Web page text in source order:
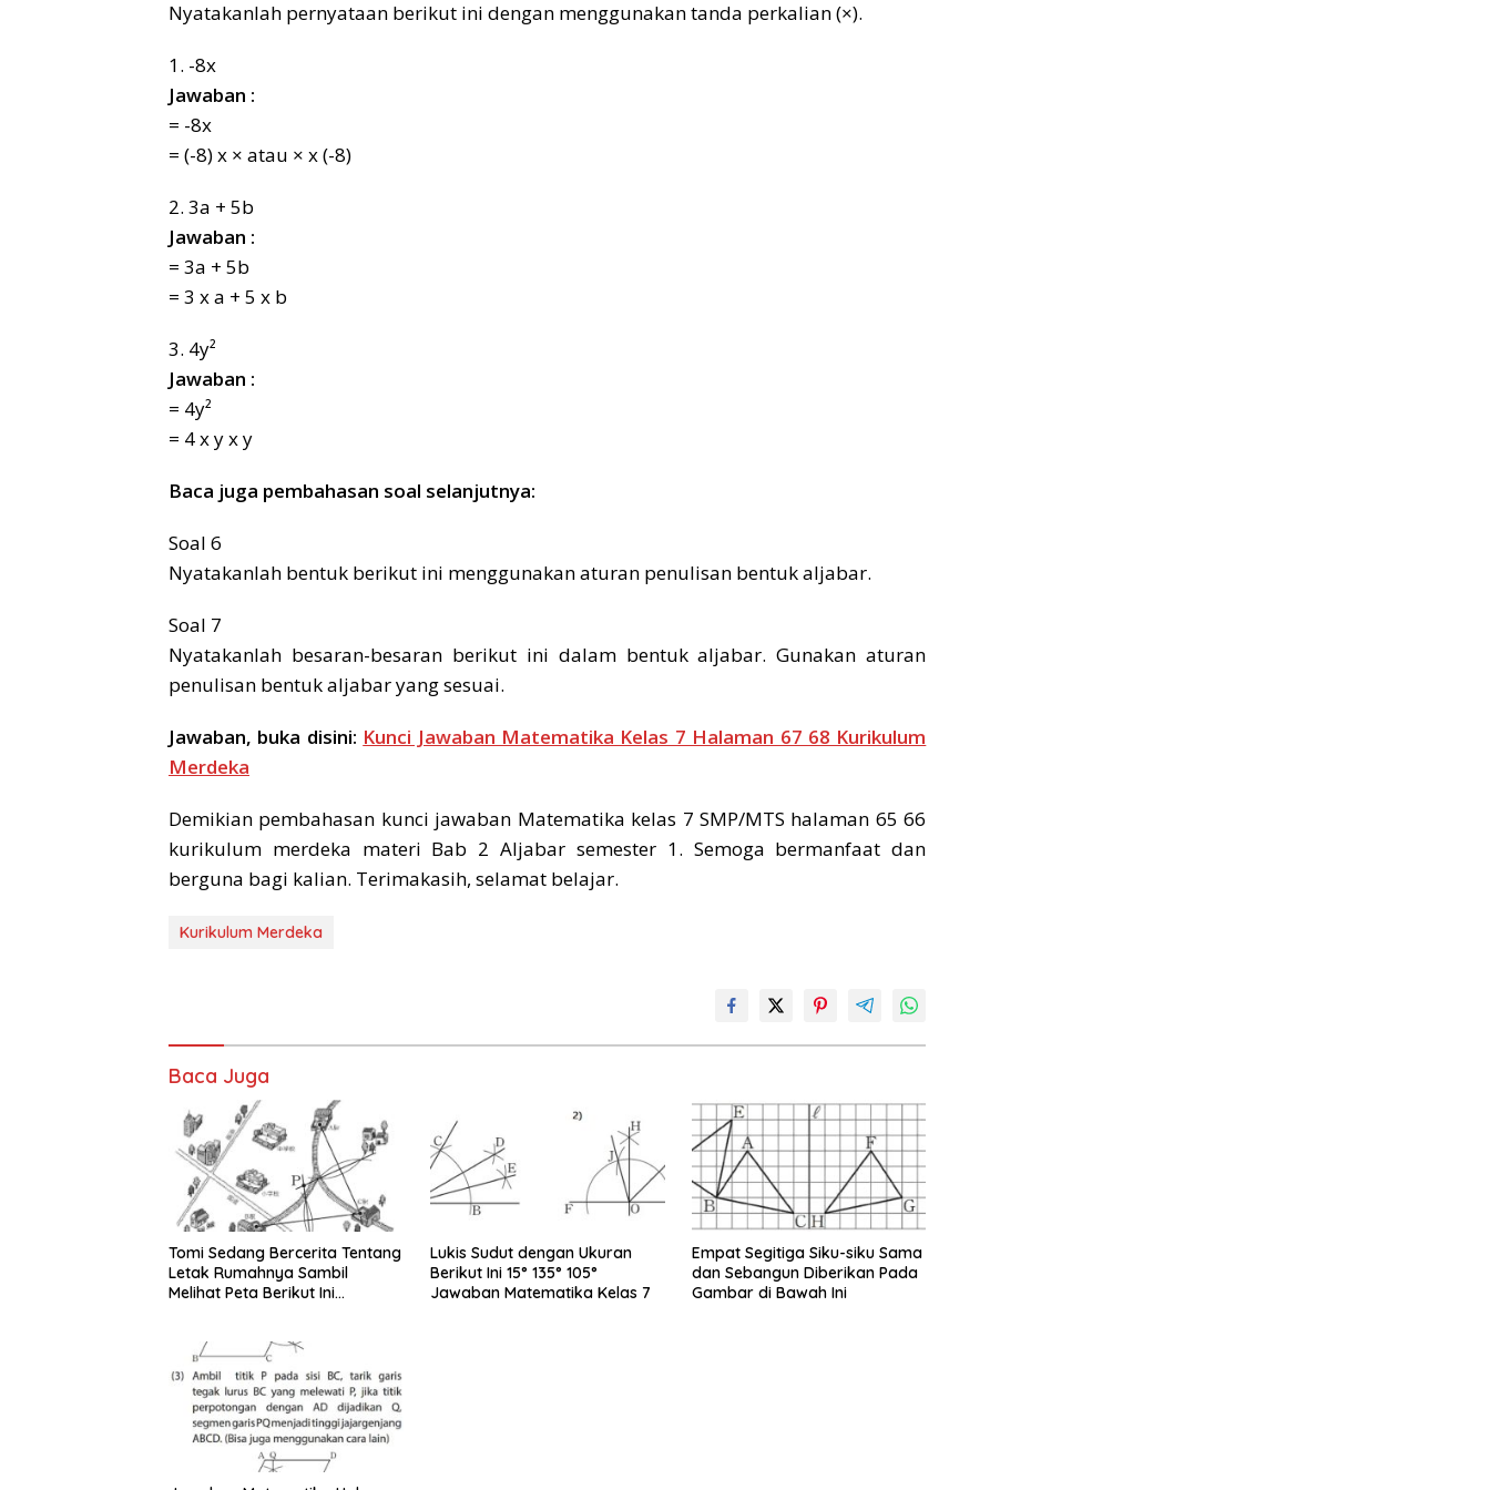
Nyatakanlah pernyataan berikut ini dengan menggunakan tanda perkalian (×).
1. -8x
Jawaban :
= -8x
= (-8) x × atau × x (-8)
2. 3a + 5b
Jawaban :
= 3a + 5b
= 3 x a + 5 x b
3. 4y²
Jawaban :
= 4y²
= 4 x y x y
Baca juga pembahasan soal selanjutnya:
Soal 6
Nyatakanlah bentuk berikut ini menggunakan aturan penulisan bentuk aljabar.
Soal 7
Nyatakanlah besaran-besaran berikut ini dalam bentuk aljabar. Gunakan aturan
penulisan bentuk aljabar yang sesuai.
Jawaban, buka disini: Kunci Jawaban Matematika Kelas 7 Halaman 67 68 Kurikulum
Merdeka
Demikian pembahasan kunci jawaban Matematika kelas 7 SMP/MTS halaman 65 66
kurikulum merdeka materi Bab 2 Aljabar semester 1. Semoga bermanfaat dan
berguna bagi kalian. Terimakasih, selamat belajar.
Kurikulum Merdeka
Baca Juga
Tomi Sedang Bercerita Tentang
Letak Rumahnya Sambil
Melihat Peta Berikut Ini
Lukis Sudut dengan Ukuran
Berikut Ini 15° 135° 105°
Jawaban Matematika Kelas 7
Empat Segitiga Siku-siku Sama
dan Sebangun Diberikan Pada
Gambar di Bawah Ini